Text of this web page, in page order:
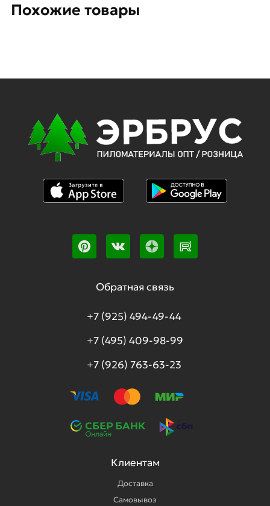
Похожие товары
Обратная связь
+7 (925) 494-49-44
+7 (495) 409-98-99
+7 (926) 763-63-23
Клиентам
Доставка
Самовывоз